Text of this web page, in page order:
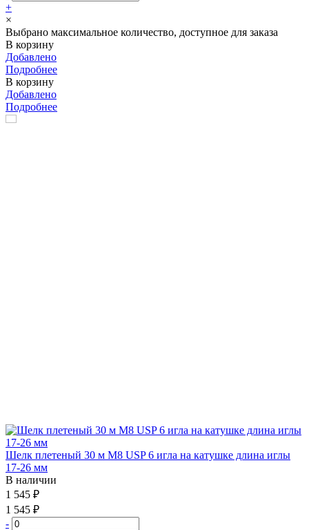
+
×
Выбрано максимальное количество, доступное для заказа
В корзину
Добавлено
Подробнее
В корзину
Добавлено
Подробнее
Шелк плетеный 30 м М8 USP 6 игла на катушке длина иглы
17-26 мм
В наличии
1 545 ₽
1 545 ₽
-